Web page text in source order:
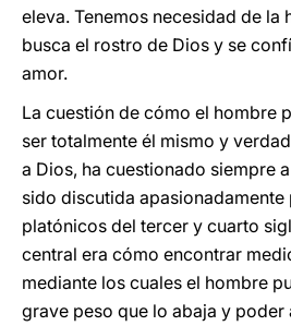
eleva. Tenemos necesidad de la
busca el rostro de Dios y se
amor.
La cuestión de cómo el hombre
ser totalmente él mismo y
a Dios, ha cuestionado siempre
sido discutida
platónicos del tercer y cuarto
central era cómo encontrar
mediante los cuales el hombre
grave peso que lo abaja y poder